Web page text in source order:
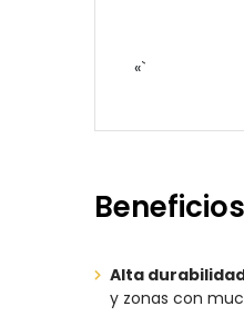
«`
Alta
y zonas con